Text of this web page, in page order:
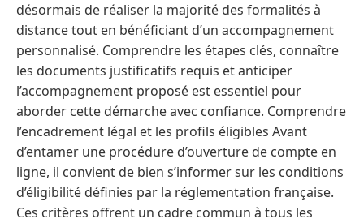
désormais de réaliser la majorité des formalités à
distance tout en bénéficiant d’un accompagnement
personnalisé. Comprendre les étapes clés, connaître
les documents justificatifs requis et anticiper
l’accompagnement proposé est essentiel pour
aborder cette démarche avec confiance. Comprendre
l’encadrement légal et les profils éligibles Avant
d’entamer une procédure d’ouverture de compte en
ligne, il convient de bien s’informer sur les conditions
d’éligibilité définies par la réglementation française.
Ces critères offrent un cadre commun à tous les